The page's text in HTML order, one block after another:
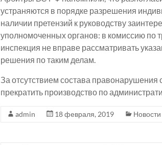
устраняются в порядке разрешения
наличии претензий к руководству
уполномоченных органов: в комиссию по
инспекция не вправе рассматривать
решения по таким делам.
За отсутствием состава правонарушения
прекратить производство по
admin 18 февраля, 2019 Новости